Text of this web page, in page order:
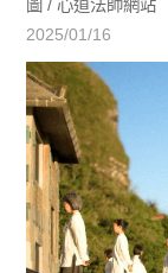
圖 / 心道法師網站
2025/01/16